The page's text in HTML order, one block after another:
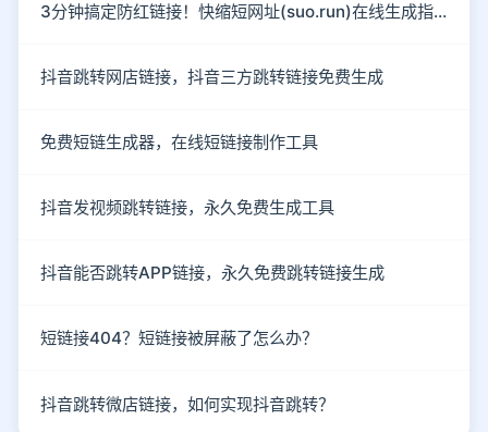
3分钟搞定防红链接！快缩短网址(suo.run)在线生成指南
抖音跳转网店链接，抖音三方跳转链接免费生成
免费短链生成器，在线短链接制作工具
抖音发视频跳转链接，永久免费生成工具
抖音能否跳转APP链接，永久免费跳转链接生成
短链接404？短链接被屏蔽了怎么办？
抖音跳转微店链接，如何实现抖音跳转？